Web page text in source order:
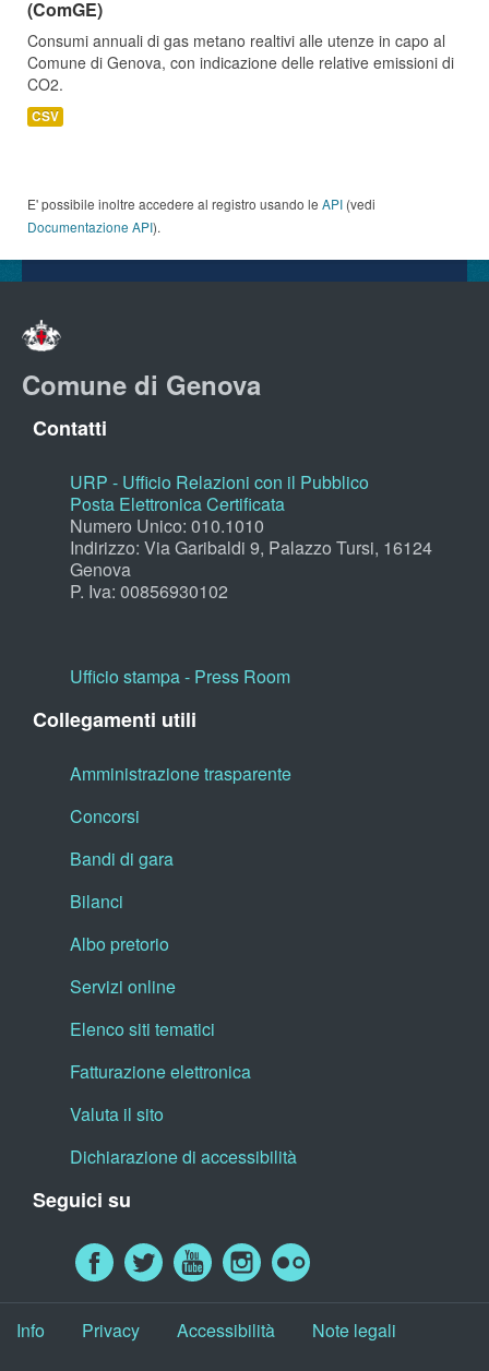
(ComGE)
Consumi annuali di gas metano realtivi alle utenze in capo al
Comune di Genova, con indicazione delle relative emissioni di
CO2.
CSV
E' possibile inoltre accedere al registro usando le API (vedi
Documentazione API).
Comune di Genova
Contatti
URP - Ufficio Relazioni con il Pubblico
Posta Elettronica Certificata
Numero Unico: 010.1010
Indirizzo: Via Garibaldi 9, Palazzo Tursi, 16124
Genova
P. Iva: 00856930102
Ufficio stampa - Press Room
Collegamenti utili
Amministrazione trasparente
Concorsi
Bandi di gara
Bilanci
Albo pretorio
Servizi online
Elenco siti tematici
Fatturazione elettronica
Valuta il sito
Dichiarazione di accessibilità
Seguici su
Info Privacy Accessibilità Note legali